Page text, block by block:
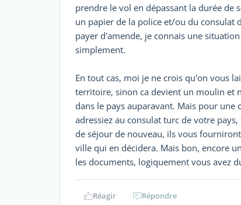
prendre le vol en dépassant la durée
un papier de la police et/ou du consulat
payer d'amende, je connais une
simplement.
En tout cas, moi je ne crois qu'on vous
territoire, sinon ca devient un moulin et
dans le pays auparavant. Mais pour
adressiez au consulat turc de votre
de séjour de nouveau, ils vous
ville qui en décidera. Mais bon, encore
les documents, logiquement vous avez
Réagir Répondre